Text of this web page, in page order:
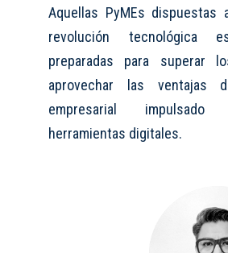
Aquellas PyMEs dispuestas
revolución tecnológica
preparadas para superar
aprovechar las ventajas
empresarial
herramientas digitales.